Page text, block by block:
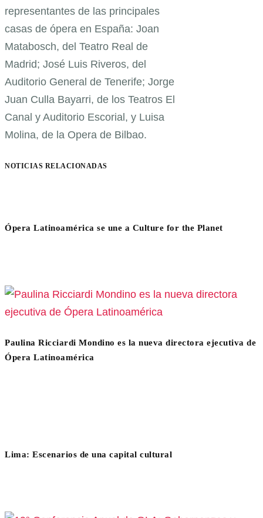
representantes de las principales
casas de ópera en España: Joan
Matabosch, del Teatro Real de
Madrid; José Luis Riveros, del
Auditorio General de Tenerife; Jorge
Juan Culla Bayarri, de los Teatros El
Canal y Auditorio Escorial, y Luisa
Molina, de la Opera de Bilbao.
NOTICIAS RELACIONADAS
Ópera Latinoamérica se une a Culture for the Planet
Paulina Ricciardi Mondino es la nueva directora ejecutiva de
Ópera Latinoamérica
Lima: Escenarios de una capital cultural